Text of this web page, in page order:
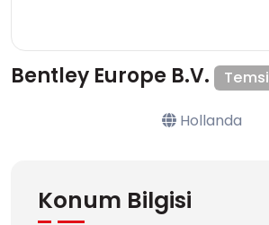
Bentley Europe B.V.
Hollanda
Konum Bilgisi